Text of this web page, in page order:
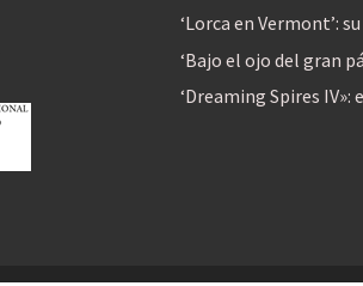
‘Lorca en Vermont’:
‘Bajo el ojo del gran
‘Dreaming Spires